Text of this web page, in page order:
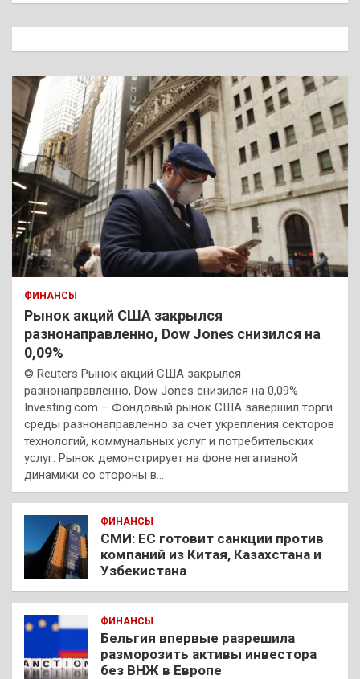
к
ФИНАНСЫ
Рынок акций США закрылся
разнонаправленно, Dow Jones снизился на
0,09%
© Reuters Рынок акций США закрылся
разнонаправленно, Dow Jones снизился на 0,09%
Investing.com – Фондовый рынок США завершил торги
среды разнонаправленно за счет укрепления секторов
технологий, коммунальных услуг и потребительских
услуг. Рынок демонстрирует на фоне негативной
динамики со стороны в…
ФИНАНСЫ
СМИ: ЕС готовит санкции против
компаний из Китая, Казахстана и
Узбекистана
ФИНАНСЫ
Бельгия впервые разрешила
разморозить активы инвестора
без ВНЖ в Европе